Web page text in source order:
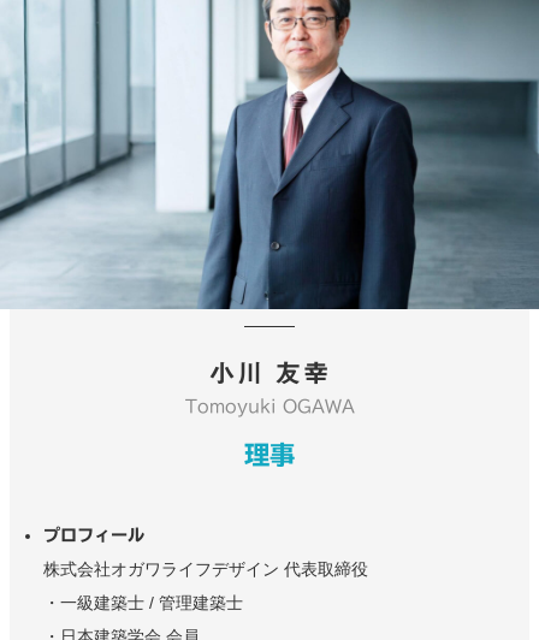
小川 友幸
Tomoyuki OGAWA
理事
プロフィール
株式会社オガワライフデザイン 代表取締役
・一級建築士 / 管理建築士